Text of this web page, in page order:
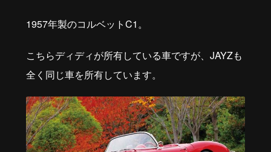
1957年製のコルベットC1。
こちらディディが所有している車ですが、JAYZも
全く同じ車を所有しています。